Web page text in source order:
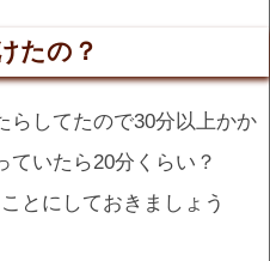
たの？
らしてたので30分以上かか
ていたら20分くらい？
とにしておきましょう